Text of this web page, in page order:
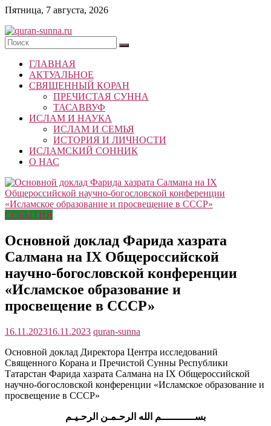
Skip
content
Пятница, 7 августа, 2026
quran-
sunna.ru
«Центр
исследований
Республики
Татарстан
ГЛАВНАЯ
АКТУАЛЬНОЕ
СВЯЩЕННЫЙ КОРАН
ПРЕЧИСТАЯ СУННА
ТАСАВВУФ
ИСЛАМ И НАУКА
ИСЛАМ И СЕМЬЯ
ИСТОРИЯ И ЛИЧНОСТИ
ИСЛАМСКИЙ СОННИК
О НАС
СОБЫТИЯ
Основной доклад Фарида хазрата
Салмана на IX Общероссийской
научно-богословской конференции
«Исламское образование и
просвещение в СССР»
16.11.202316.11.2023 quran-sunna
Основной доклад Директора Центра исследований
Священного Корана и Пречистой Сунны Республики
Татарстан Фарида хазрата Салмана на IX Общероссийской
научно-богословской конференции «Исламское образование и
просвещение в СССР»
بســـــــــــم الله الرحـمـن الرحـيـم